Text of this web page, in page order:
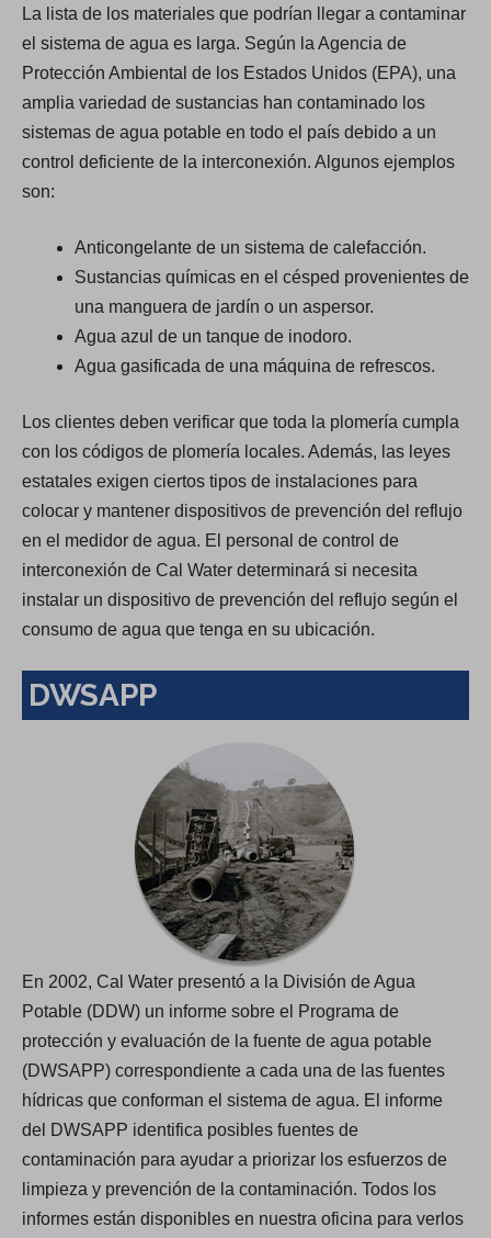
La lista de los materiales que podrían llegar a contaminar
el sistema de agua es larga. Según la Agencia de
Protección Ambiental de los Estados Unidos (EPA), una
amplia variedad de sustancias han contaminado los
sistemas de agua potable en todo el país debido a un
control deficiente de la interconexión. Algunos ejemplos
son:
Anticongelante de un sistema de calefacción.
Sustancias químicas en el césped provenientes de
una manguera de jardín o un aspersor.
Agua azul de un tanque de inodoro.
Agua gasificada de una máquina de refrescos.
Los clientes deben verificar que toda la plomería cumpla
con los códigos de plomería locales. Además, las leyes
estatales exigen ciertos tipos de instalaciones para
colocar y mantener dispositivos de prevención del reflujo
en el medidor de agua. El personal de control de
interconexión de Cal Water determinará si necesita
instalar un dispositivo de prevención del reflujo según el
consumo de agua que tenga en su ubicación.
DWSAPP
En 2002, Cal Water presentó a la División de Agua
Potable (DDW) un informe sobre el Programa de
protección y evaluación de la fuente de agua potable
(DWSAPP) correspondiente a cada una de las fuentes
hídricas que conforman el sistema de agua. El informe
del DWSAPP identifica posibles fuentes de
contaminación para ayudar a priorizar los esfuerzos de
limpieza y prevención de la contaminación. Todos los
informes están disponibles en nuestra oficina para verlos